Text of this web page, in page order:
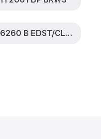
H 6260 B EDST/CLST